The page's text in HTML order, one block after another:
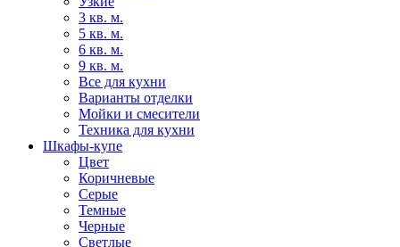
3 кв. м.
5 кв. м.
6 кв. м.
9 кв. м.
Все для кухни
Варианты отделки
Мойки и смесители
Техника для кухни
Шкафы-купе
Цвет
Коричневые
Серые
Темные
Черные
Светлые